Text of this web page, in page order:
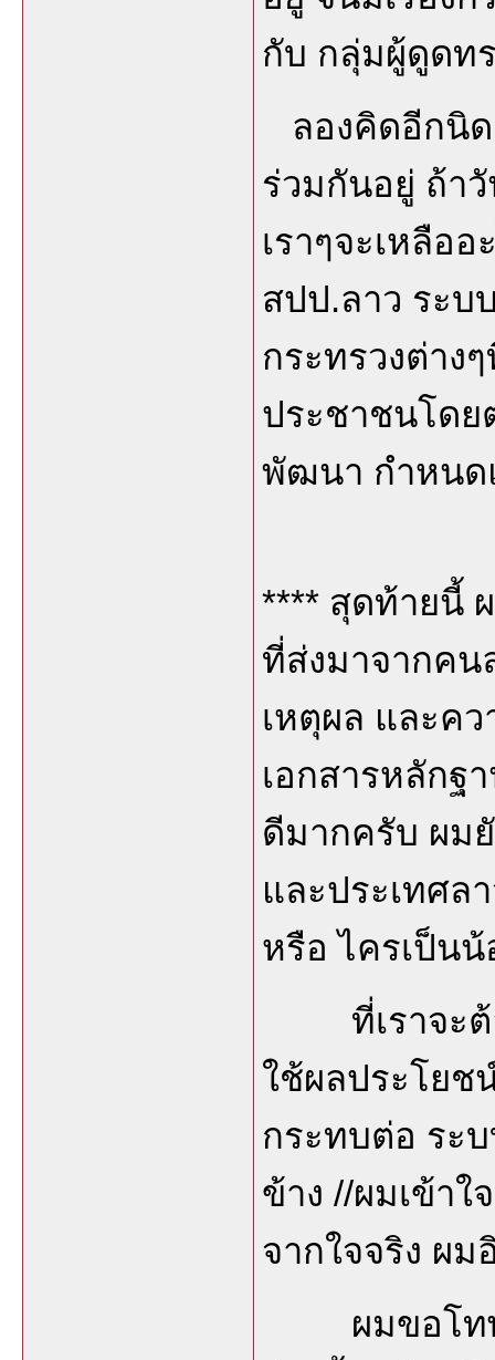
กับ กลุ่มผู้ดูดท
ลองคิดอีกนิด
ร่วมกันอยู่ ถ้า
เราๆจะเหลือ
สปป.ลาว ระบ
กระทรวงต่าง
ประชาชนโดย
พัฒนา กำหนด
**** สุดท้ายนี้
ที่ส่งมาจากคน
เหตุผล และค
เอกสารหลักฐ
ดีมากครับ ผม
และประเทศล
หรือ ไครเป็น
ที่เราจะต้อ
ใช้ผลประโยช
กระทบต่อ ระ
ข้าง //ผมเข้า
จากใจจริง ผม
ผมขอโทษล่